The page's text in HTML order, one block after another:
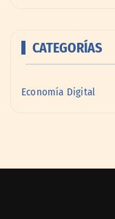
CATEGORÍAS
Economía Digital